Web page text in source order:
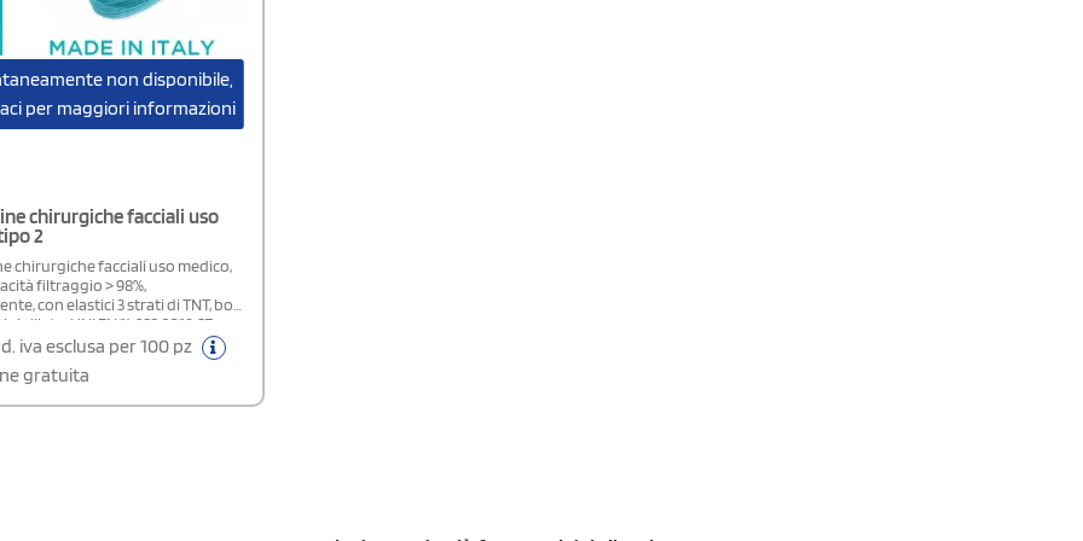
non disponibile,
per maggiori informazioni
chirurgiche facciali uso
2
chirurgiche facciali uso medico,
filtraggio > 98%,
con elastici 3 strati di TNT, box
sigillato, UNI EN 14683:2019 CE,
CON IVA
AL 5%*Per usufruire dell'IVA
effettuare l'ordine solo di questo
ordini composti da due o più
iva esclusa per 100 pz
gratuita